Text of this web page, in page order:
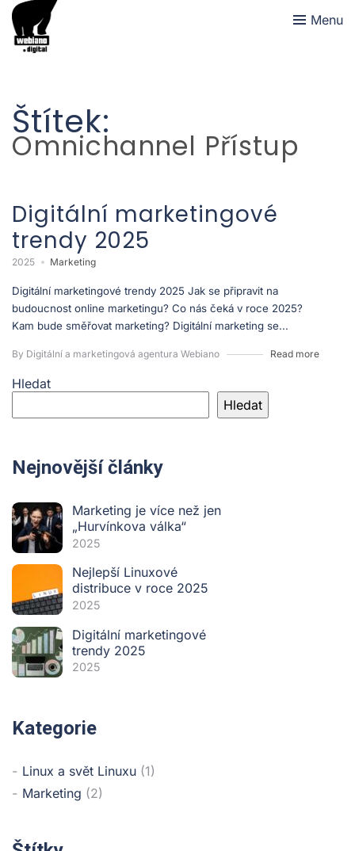
Menu
Štítek:
Omnichannel Přístup
Digitální marketingové
trendy 2025
2025 Marketing
Digitální marketingové trendy 2025 Jak se připravit na
budoucnost online marketingu? Co nás čeká v roce 2025?
Kam bude směřovat marketing? Digitální marketing se...
By Digitální a marketingová agentura Webiano Read more
Hledat
Hledat
Nejnovější články
Marketing je více než jen
„Hurvínkova válka“
2025
Nejlepší Linuxové
distribuce v roce 2025
2025
Digitální marketingové
trendy 2025
2025
Kategorie
Linux a svět Linuxu (1)
Marketing (2)